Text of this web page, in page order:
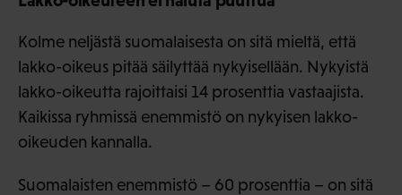
Kolme neljästä suomalaisesta on sitä mieltä, että
lakko-oikeus pitää säilyttää nykyisellään. Nykyistä
lakko-oikeutta rajoittaisi 14 prosenttia vastaajista.
Kaikissa ryhmissä enemmistö on nykyisen lakko-
oikeuden kannalla.
Suomalaisten enemmistö – 60 prosenttia – on sitä